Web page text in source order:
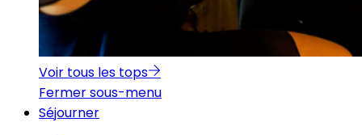
Voir tous les tops
Fermer sous-menu
Séjourner